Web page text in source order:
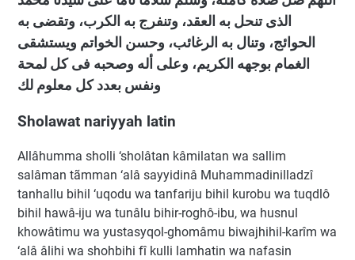
ﺍﻟﺬﻯ ﺗﻨﺤﻞ ﺑﻪ ﺍﻟﻌﻘﺪ، ﻭﺗﻨﻔﺮﺝ ﺑﻪ ﺍﻟﻜﺮﺏ، ﻭﺗﻘﻀﻰ ﺑﻪ
ﺍﻟﺤﻮﺍﺋﺞ، ﻭﺗﻨﺎﻝ ﺑﻪ ﺍﻟﺮﻏﺎﺋﺐ، ﻭﺣﺴﻦ ﺍﻟﺨﻮﺍﺗﻢ ﻭيستشقی
ﺍﻟﻐﻤﺎﻡ ﺑﻮﺟﻬﻪ ﺍﻟﻜﺮﻳﻢ، ﻭﻋﻠﻰ ﺃﻟﻪ ﻭﺻﺤﺒﻪ ﻓﻰ ﻛﻞ ﻟﻤﺤﺔ
ﻭنفس ﺑﻌﺪﺩ ﻛﻞ ﻣﻌﻠﻮﻡ ﻟﻚ
Sholawat nariyyah latin
Allâhumma sholli ‘sholâtan kâmilatan wa sallim
salâman tãmman ‘alâ sayyidinâ Muhammadinilladzî
tanhallu bihil ‘uqodu wa tanfariju bihil kurobu wa tuqdlô
bihil hawâ-iju wa tunâlu bihir-roghô-ibu, wa husnul
khowâtimu wa yustasyqol-ghomâmu biwajhihil-karîm wa
‘alâ âlihi wa shohbihi fî kulli lamhatin wa nafasin